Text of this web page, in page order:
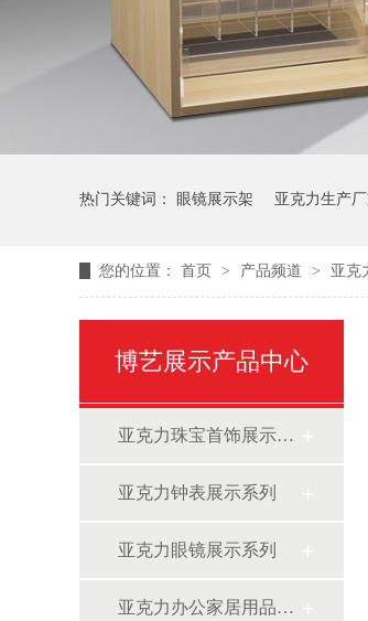
热门关键词： 眼镜展示架 亚克力生产
您的位置： 首页 > 产品频道 > 亚克
博艺展示产品中心
亚克力珠宝首饰展示架系列
亚克力钟表展示系列
亚克力眼镜展示系列
亚克力办公家居用品系列